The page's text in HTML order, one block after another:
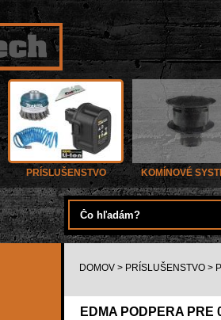
PRÍSLUŠENSTVO KOMÍNOVÉ
DOMOV > PRÍSLUŠENSTVO >
EDMA PODPERA PRE